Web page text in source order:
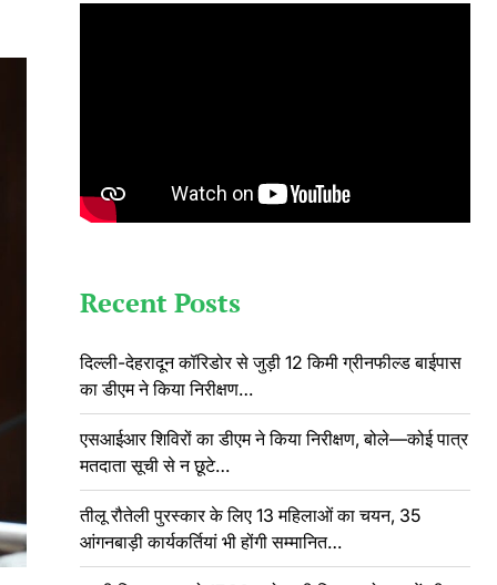
Recent Posts
दिल्ली-देहरादून कॉरिडोर से जुड़ी 12 किमी ग्रीनफील्ड बाईपास
का डीएम ने किया निरीक्षण…
एसआईआर शिविरों का डीएम ने किया निरीक्षण, बोले—कोई पात्र
मतदाता सूची से न छूटे…
तीलू रौतेली पुरस्कार के लिए 13 महिलाओं का चयन, 35
आंगनबाड़ी कार्यकर्तियां भी होंगी सम्मानित…